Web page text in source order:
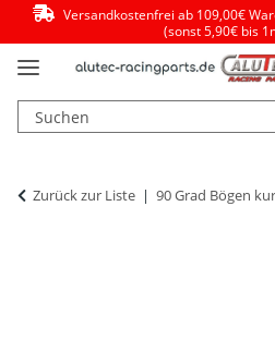
Versandkostenfrei ab 109,00€
(sonst 5,90€ bis
Zurück zur Liste 90 Grad Bögen